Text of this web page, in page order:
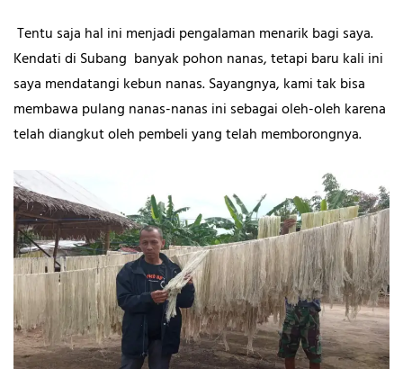
Tentu saja hal ini menjadi pengalaman menarik bagi saya.
Kendati di Subang banyak pohon nanas, tetapi baru kali ini
saya mendatangi kebun nanas. Sayangnya, kami tak bisa
membawa pulang nanas-nanas ini sebagai oleh-oleh karena
telah diangkut oleh pembeli yang telah memborongnya.